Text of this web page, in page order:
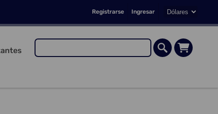
Registrarse Ingresar